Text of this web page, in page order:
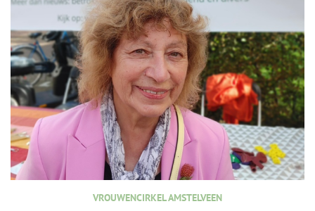
VROUWENCIRKEL AMSTELVEEN